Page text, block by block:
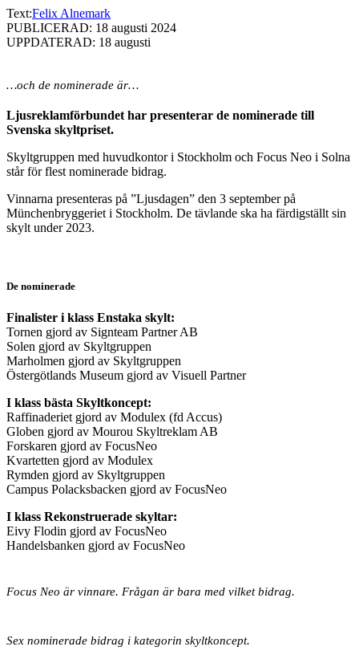
Text:Felix Alnemark
PUBLICERAD: 18 augusti 2024
UPPDATERAD: 18 augusti
…och de nominerade är…
Ljusreklamförbundet har presenterar de nominerade till
Svenska skyltpriset.
Skyltgruppen med huvudkontor i Stockholm och Focus Neo i Solna
står för flest nominerade bidrag.
Vinnarna presenteras på ”Ljusdagen” den 3 september på
Münchenbryggeriet i Stockholm. De tävlande ska ha färdigställt sin
skylt under 2023.
De nominerade
Finalister i klass Enstaka skylt:
Tornen gjord av Signteam Partner AB
Solen gjord av Skyltgruppen
Marholmen gjord av Skyltgruppen
Östergötlands Museum gjord av Visuell Partner
I klass bästa Skyltkoncept:
Raffinaderiet gjord av Modulex (fd Accus)
Globen gjord av Mourou Skyltreklam AB
Forskaren gjord av FocusNeo
Kvartetten gjord av Modulex
Rymden gjord av Skyltgruppen
Campus Polacksbacken gjord av FocusNeo
I klass Rekonstruerade skyltar:
Eivy Flodin gjord av FocusNeo
Handelsbanken gjord av FocusNeo
Focus Neo är vinnare. Frågan är bara med vilket bidrag.
Sex nominerade bidrag i kategorin skyltkoncept.